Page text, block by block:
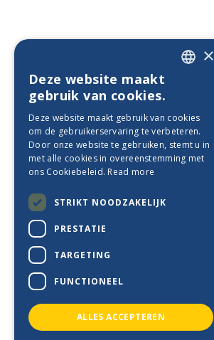
ES_BE
FR_BE
×
Deze website maakt
gebruik van cookies.
Deze website maakt gebruik van cookies
om de gebruikerservaring te verbeteren.
Door onze website te gebruiken, stemt u in
met alle cookies in overeenstemming met
ons Cookiebeleid. Read more
STRIKT NOODZAKELIJK
PRESTATIE
TARGETING
FUNCTIONEEL
ALLES ACCEPTEREN